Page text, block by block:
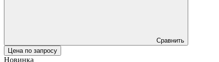
Сравнить
Цена по запросу
Новинка